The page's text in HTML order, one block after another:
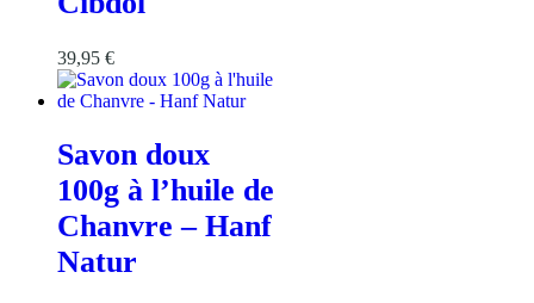
39,95 €
Savon doux
100g à l’huile de
Chanvre – Hanf
Natur